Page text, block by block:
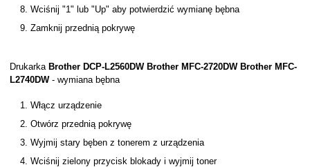
Wciśnij "1" lub "Up" aby potwierdzić wymianę bębna
Zamknij przednią pokrywę
Drukarka Brother DCP-L2560DW Brother MFC-2720DW Brother MFC-
L2740DW - wymiana bębna
Włącz urządzenie
Otwórz przednią pokrywę
Wyjmij stary bęben z tonerem z urządzenia
Wciśnij zielony przycisk blokady i wyjmij toner